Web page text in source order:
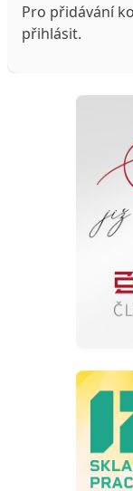
Pro přidávání
přihlásit.